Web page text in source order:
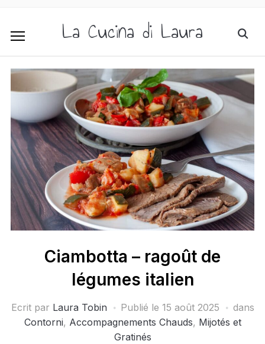
La Cucina di Laura
Ciambotta – ragoût de
légumes italien
Ecrit par Laura Tobin Publié le 15 août 2025
dans
Contorni, Accompagnements Chauds, Mijotés et
Gratinés